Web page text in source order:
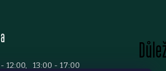
12:00, 13:00 - 17:00